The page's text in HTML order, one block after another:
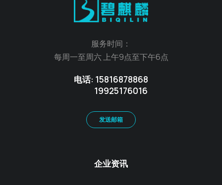
服务时间：
每周一至周六 上午9点至下午6点
电话: 15816878868
19925176016
发送邮箱
企业资讯